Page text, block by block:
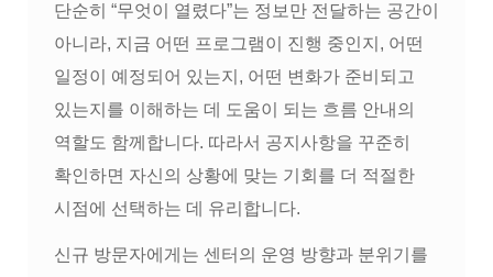
단순히 “무엇이 열렸다”는 정보만 전달하는 공간이
아니라, 지금 어떤 프로그램이 진행 중인지, 어떤
일정이 예정되어 있는지, 어떤 변화가 준비되고
있는지를 이해하는 데 도움이 되는 흐름 안내의
역할도 함께합니다. 따라서 공지사항을 꾸준히
확인하면 자신의 상황에 맞는 기회를 더 적절한
시점에 선택하는 데 유리합니다.
신규 방문자에게는 센터의 운영 방향과 분위기를